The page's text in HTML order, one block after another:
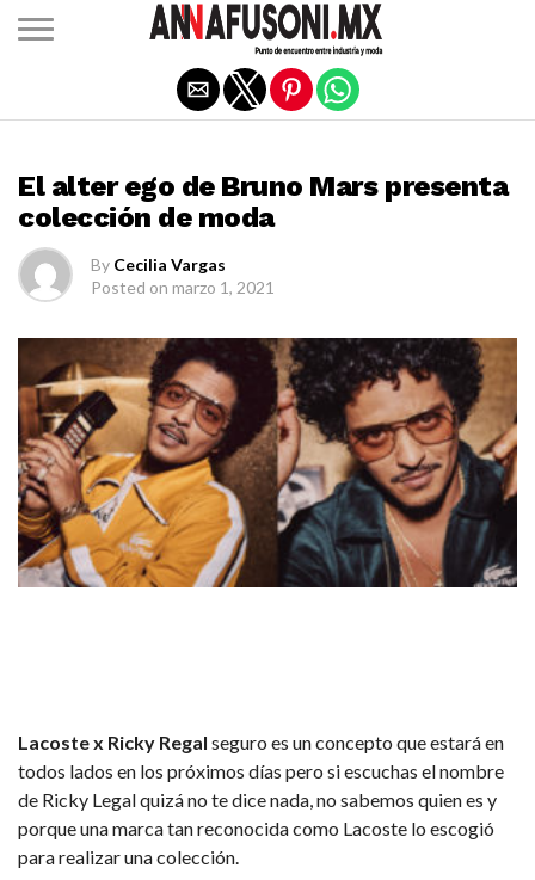
El alter ego de Bruno Mars presenta
colección de moda
By Cecilia Vargas
Posted on marzo 1, 2021
Lacoste x Ricky Regal seguro es un concepto que estará en
todos lados en los próximos días pero si escuchas el nombre
de Ricky Legal quizá no te dice nada, no sabemos quien es y
porque una marca tan reconocida como Lacoste lo escogió
para realizar una colección.
Salir de la versión móvil